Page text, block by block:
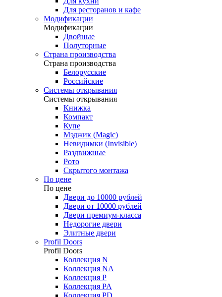
Для ресторанов и кафе
Модификации
Модификации
Двойные
Полуторные
Страна производства
Страна производства
Белорусские
Российские
Системы открывания
Системы открывания
Книжка
Компакт
Купе
Мэджик (Magic)
Невидимки (Invisible)
Раздвижные
Рото
Скрытого монтажа
По цене
По цене
Двери до 10000 рублей
Двери от 10000 рублей
Двери премиум-класса
Недорогие двери
Элитные двери
Profil Doors
Profil Doors
Коллекция N
Коллекция NA
Коллекция P
Коллекция PA
Коллекция PD